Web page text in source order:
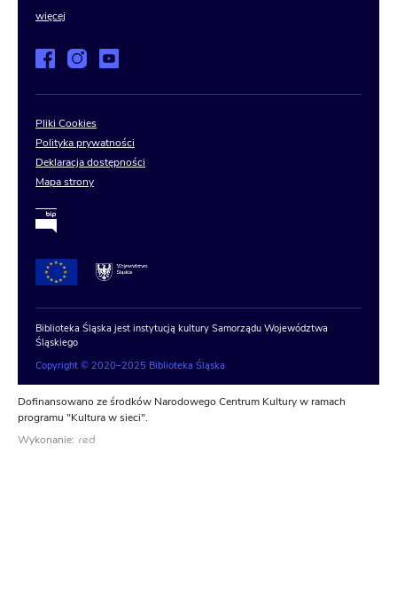
więcej
Pliki Cookies
Polityka prywatności
Deklaracja dostępności
Mapa strony
Copyright © 2020–2025 Biblioteka Śląska
Biblioteka Śląska jest instytucją kultury Samorządu Województwa
Śląskiego
Dofinansowano ze środków Narodowego Centrum Kultury w ramach
programu "Kultura w sieci".
Wykonanie: